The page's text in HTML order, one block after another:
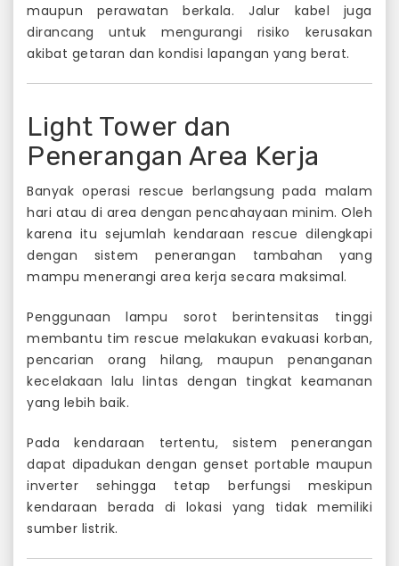
maupun perawatan berkala. Jalur kabel juga
dirancang untuk mengurangi risiko kerusakan
akibat getaran dan kondisi lapangan yang berat.
Light Tower dan
Penerangan Area Kerja
Banyak operasi rescue berlangsung pada malam
hari atau di area dengan pencahayaan minim. Oleh
karena itu sejumlah kendaraan rescue dilengkapi
dengan sistem penerangan tambahan yang
mampu menerangi area kerja secara maksimal.
Penggunaan lampu sorot berintensitas tinggi
membantu tim rescue melakukan evakuasi korban,
pencarian orang hilang, maupun penanganan
kecelakaan lalu lintas dengan tingkat keamanan
yang lebih baik.
Pada kendaraan tertentu, sistem penerangan
dapat dipadukan dengan genset portable maupun
inverter sehingga tetap berfungsi meskipun
kendaraan berada di lokasi yang tidak memiliki
sumber listrik.